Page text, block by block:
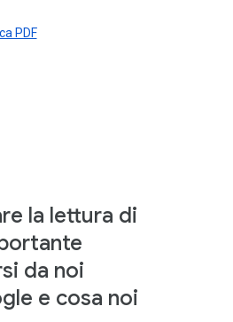
PDF
la lettura di
da noi
e cosa noi